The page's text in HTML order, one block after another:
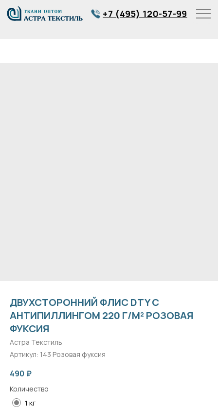
+7 (495) 120-57-99
ДВУХСТОРОННИЙ ФЛИС DTY С
АНТИПИЛЛИНГОМ 220 Г/М² РОЗОВАЯ
ФУКСИЯ
Астра Текстиль
Артикул: 143 Розовая фуксия
490 ₽
Количество
1 кг